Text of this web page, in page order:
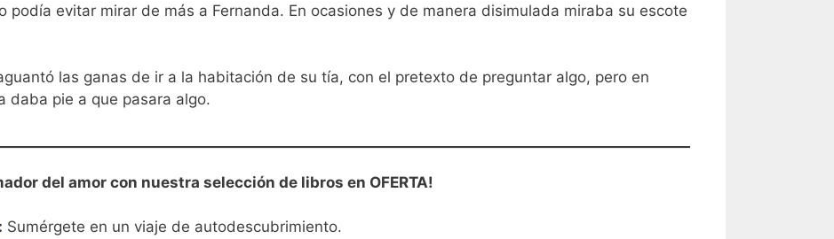
podía evitar mirar de más a Fernanda. En ocasiones y de manera disimulada miraba su escote
las ganas de ir a la habitación de su tía, con el pretexto de preguntar algo, pero en
daba pie a que pasara algo.
del amor con nuestra selección de libros en OFERTA!
: Sumérgete en un viaje de autodescubrimiento.